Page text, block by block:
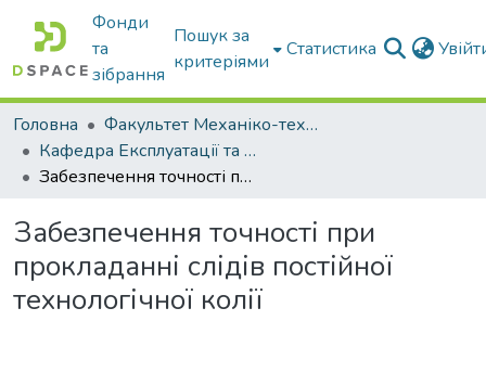
Фонди
та
зібрання
Пошук за
критеріями
Статистика
Головна
Факультет Механіко-технологічний
Кафедра Експлуатації та технічного сервісу машин
Забезпечення точності при прокладанні слідів постійної технологічної колії
Забезпечення точності при
прокладанні слідів постійної
технологічної колії